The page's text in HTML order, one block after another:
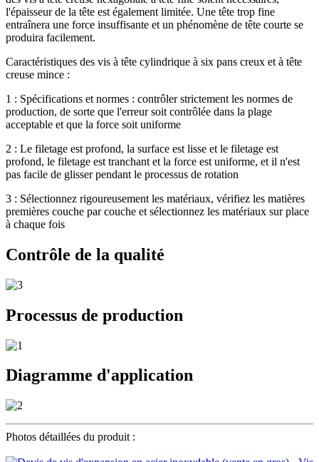
l'épaisseur de la tête est également limitée. Une tête trop fine
entraînera une force insuffisante et un phénomène de tête courte se
produira facilement.
Caractéristiques des vis à tête cylindrique à six pans creux et à tête
creuse mince :
1 : Spécifications et normes : contrôler strictement les normes de
production, de sorte que l'erreur soit contrôlée dans la plage
acceptable et que la force soit uniforme
2 : Le filetage est profond, la surface est lisse et le filetage est
profond, le filetage est tranchant et la force est uniforme, et il n'est
pas facile de glisser pendant le processus de rotation
3 : Sélectionnez rigoureusement les matériaux, vérifiez les matières
premières couche par couche et sélectionnez les matériaux sur place
à chaque fois
Contrôle de la qualité
Processus de production
Diagramme d'application
Photos détaillées du produit :